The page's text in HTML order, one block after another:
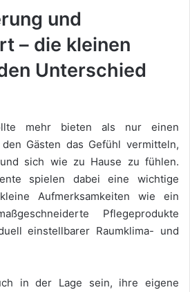
und
– die kleinen
Unterschied
mehr bieten als nur einen
Gästen das Gefühl vermitteln,
sich wie zu Hause zu fühlen.
spielen dabei eine wichtige
Aufmerksamkeiten wie ein
Pflegeprodukte
einstellbarer Raumklima- und
in der Lage sein, ihre eigene